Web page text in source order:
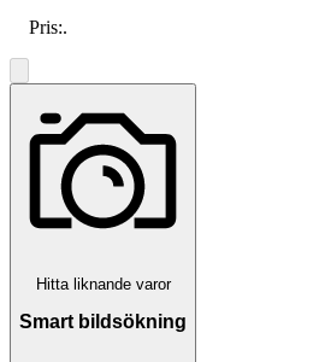
Pris:.
Hitta liknande varor
Smart bildsökning